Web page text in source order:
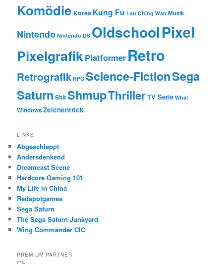
Komödie Korea Kung Fu Lau Ching Wan Musik
Nintendo Nintendo DS OldschoolPixel
PixelgrafikPlatformer Retro
Retrografik RPG Science-FictionSega
Saturn ShitShmupThrillerTV Serie What
WindowsZeichentrick
LINKS
Abgeschleppt
Andersdenkend
Dreamcast Scene
Hardcore Gaming 101
My Life in China
Redspotgames
Sega Saturn
The Sega Saturn Junkyard
Wing Commander CIC
PREMIUM PARTNER